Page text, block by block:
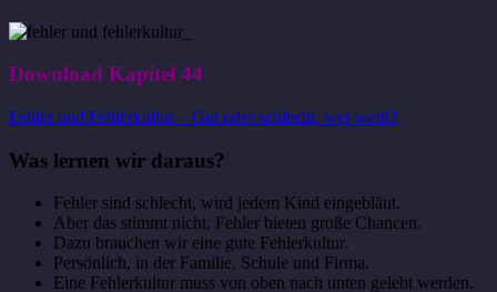
Download Kapitel 44
Fehler und Fehlerkultur – Gut oder schlecht, wer weiß?
Was lernen wir daraus?
Fehler sind schlecht, wird jedem Kind eingebläut.
Aber das stimmt nicht, Fehler bieten große Chancen.
Dazu brauchen wir eine gute Fehlerkultur.
Persönlich, in der Familie, Schule und Firma.
Eine Fehlerkultur muss von oben nach unten gelebt werden.